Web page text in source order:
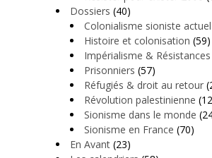
Dossiers (40)
Colonialisme sioniste actuel
Histoire et colonisation (59)
Impérialisme & Résistances
Prisonniers (57)
Réfugiés & droit au retour
Révolution palestinienne
Sionisme dans le monde
Sionisme en France (70)
En Avant (23)